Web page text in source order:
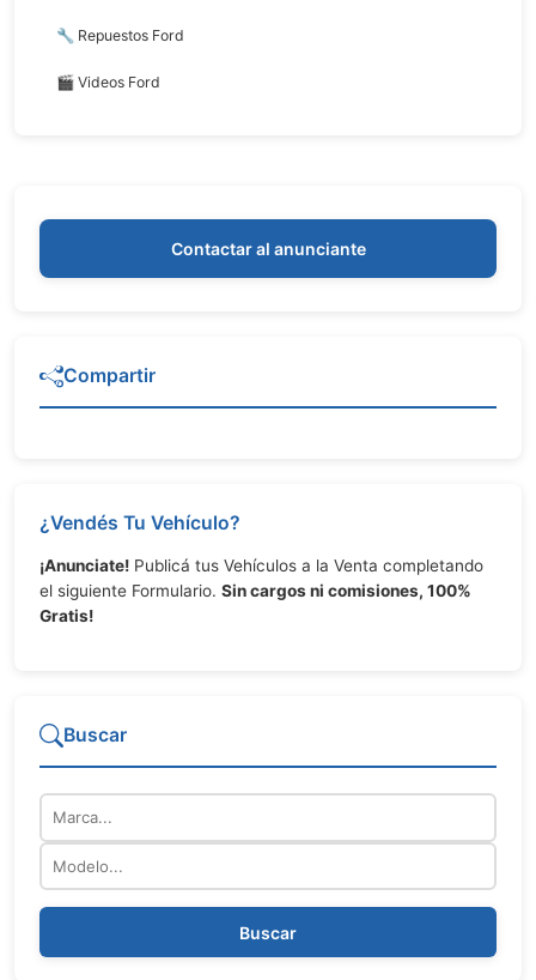
🔧 Repuestos Ford
🎬 Videos Ford
Contactar al anunciante
Compartir
¿Vendés Tu Vehículo?
¡Anunciate! Publicá tus Vehículos a la Venta completando
el siguiente Formulario. Sin cargos ni comisiones, 100%
Gratis!
Buscar
Modelo
Buscar